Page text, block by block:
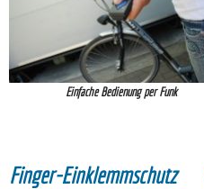
Einfache Bedienung per Funk
Finger-Einklemmschutz